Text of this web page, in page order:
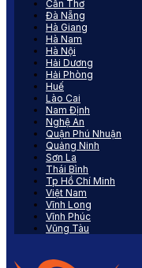
Cần Thơ
Đà Nẵng
Hà Giang
Hà Nam
Hà Nội
Hải Dương
Hải Phòng
Huế
Lào Cai
Nam Định
Nghệ An
Quận Phú Nhuận
Quảng Ninh
Sơn La
Thái Bình
Tp Hồ Chí Minh
Việt Nam
Vĩnh Long
Vĩnh Phúc
Vũng Tàu